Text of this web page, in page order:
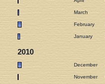
March
February
January
2010
December
November